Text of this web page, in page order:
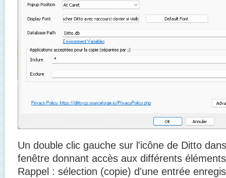
Un double clic gauche sur l'icône de Ditto
fenêtre donnant accès aux différents
Rappel : sélection (copie) d'une entrée